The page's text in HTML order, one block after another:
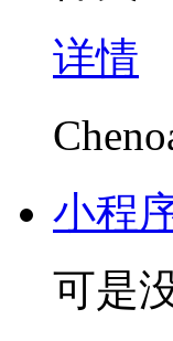
详情
小程
可是